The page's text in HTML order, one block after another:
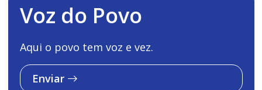
Voz do Povo
Aqui o povo tem voz e vez.
Enviar